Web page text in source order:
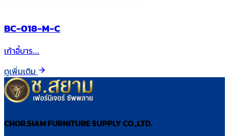
BC-018-M-C
เก้าอี้บาร…
ดูเพิ่มเติม
CHOR.SIAM FURNITURE SUPPLY CO.,LTD.